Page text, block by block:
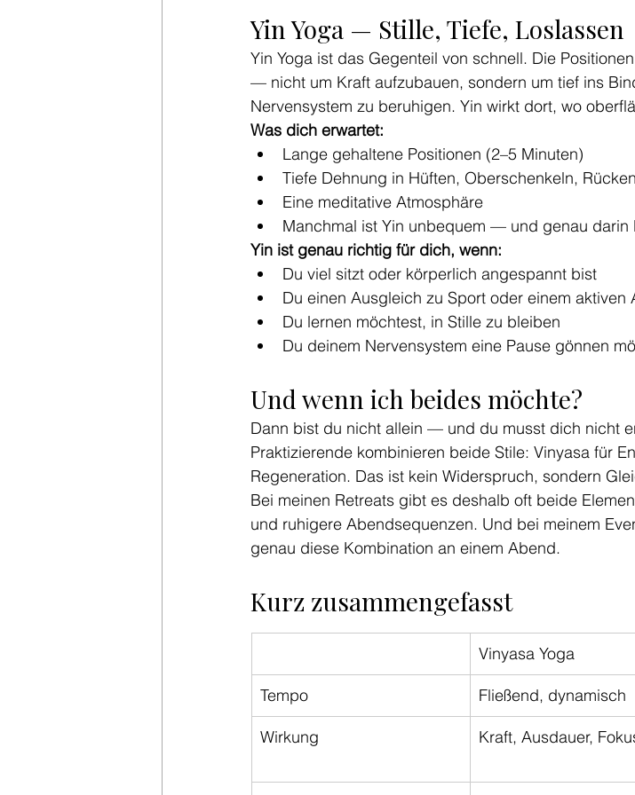
Yin Yoga — Stille, Tiefe, Loslassen
Yin Yoga ist das Gegenteil von schnell. Die
— nicht um Kraft aufzubauen, sondern um tief ins
Nervensystem zu beruhigen. Yin wirkt dort, wo
Was dich erwartet:
Lange gehaltene Positionen (2–5 Minuten)
Tiefe Dehnung in Hüften, Oberschenkeln, Rücken
Eine meditative Atmosphäre
Manchmal ist Yin unbequem — und genau darin
Yin ist genau richtig für dich, wenn:
Du viel sitzt oder körperlich angespannt bist
Du einen Ausgleich zu Sport oder einem aktiven
Du lernen möchtest, in Stille zu bleiben
Du deinem Nervensystem eine Pause gönnen
Und wenn ich beides möchte?
Dann bist du nicht allein — und du musst dich nicht
Praktizierende kombinieren beide Stile: Vinyasa für
Regeneration. Das ist kein Widerspruch, sondern
Bei meinen Retreats gibt es deshalb oft beide
und ruhigere Abendsequenzen. Und bei meinem
genau diese Kombination an einem Abend.
Kurz zusammengefasst
Vinyasa Yoga
Tempo Fließend, dynamisch
Wirkung Kraft, Ausdauer,